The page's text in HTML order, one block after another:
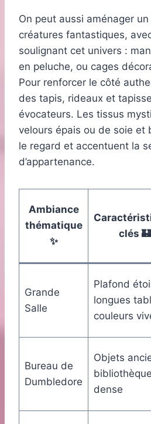
On peut aussi aménager
créatures fantastiques,
soulignant cet univers :
en peluche, ou cages
Pour renforcer le côté
des tapis, rideaux et
évocateurs. Les tissus
velours épais ou de soie et
le regard et accentuent la
d’appartenance.
Ambiance
thématique
✨
clés 🏰
Grande
Salle
Plafond
longues
couleurs
Bureau de
Dumbledore
Objets
bibliothèque
dense